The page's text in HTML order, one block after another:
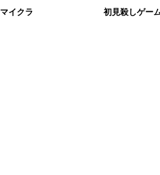
マイクラ 初見殺しゲー